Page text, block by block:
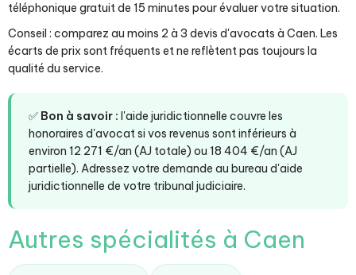
téléphonique gratuit de 15 minutes pour évaluer votre situation.
Conseil : comparez au moins 2 à 3 devis d'avocats à Caen. Les
écarts de prix sont fréquents et ne reflètent pas toujours la
qualité du service.
✅ Bon à savoir : l'aide juridictionnelle couvre les
honoraires d'avocat si vos revenus sont inférieurs à
environ 12 271 €/an (AJ totale) ou 18 404 €/an (AJ
partielle). Adressez votre demande au bureau d'aide
juridictionnelle de votre tribunal judiciaire.
Autres spécialités à Caen